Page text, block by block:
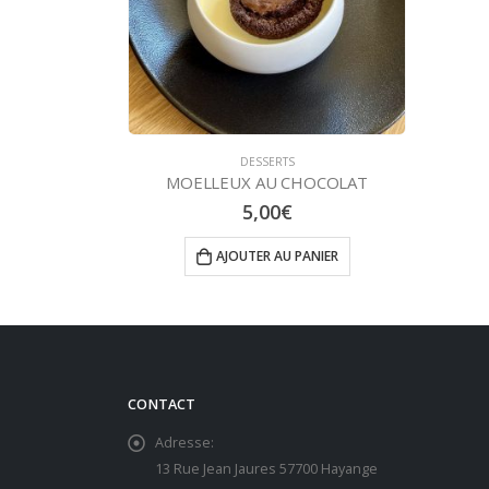
DESSERTS
MOELLEUX AU CHOCOLAT
5,00€
AJOUTER AU PANIER
CONTACT
Adresse:
13 Rue Jean Jaures 57700 Hayange